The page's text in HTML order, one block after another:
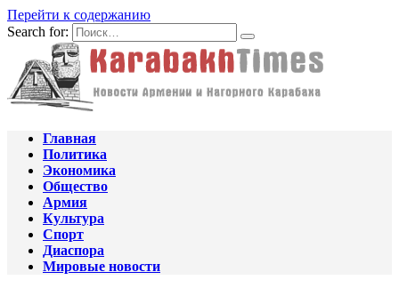
Перейти к содержанию
Search for:
Главная
Политика
Экономика
Общество
Армия
Культура
Спорт
Диаспора
Мировые новости